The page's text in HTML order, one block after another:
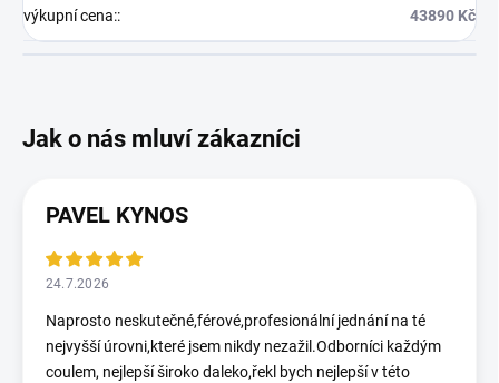
výkupní cena:: 43890 Kč
PAVEL KYNOS
24.7.2026
Naprosto neskutečné,férové,profesionální jednání na té
nejvyšší úrovni,které jsem nikdy nezažil.Odborníci každým
coulem, nejlepší široko daleko,řekl bych nejlepší v této